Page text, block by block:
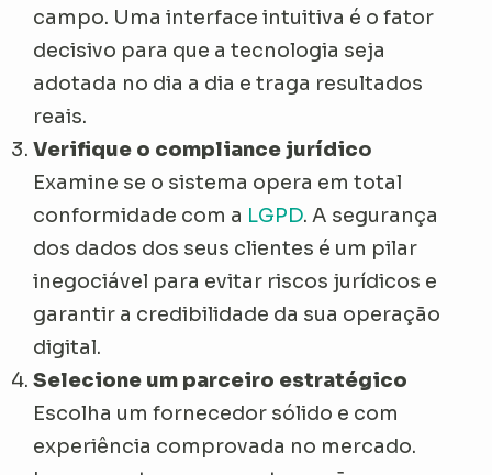
campo. Uma interface intuitiva é o fator
decisivo para que a tecnologia seja
adotada no dia a dia e traga resultados
reais.
Verifique o compliance jurídico
Examine se o sistema opera em total
conformidade com a LGPD. A segurança
dos dados dos seus clientes é um pilar
inegociável para evitar riscos jurídicos e
garantir a credibilidade da sua operação
digital.
Selecione um parceiro estratégico
Escolha um fornecedor sólido e com
experiência comprovada no mercado.